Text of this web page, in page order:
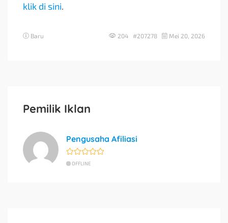
klik di sini.
Baru 204 #207278 Mei 20, 2026
Pemilik Iklan
Pengusaha Afiliasi
OFFLINE